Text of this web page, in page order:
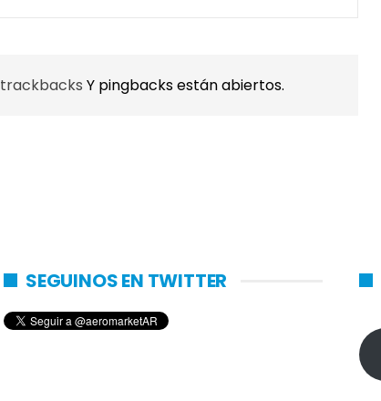
trackbacks Y pingbacks están abiertos.
SEGUINOS EN TWITTER